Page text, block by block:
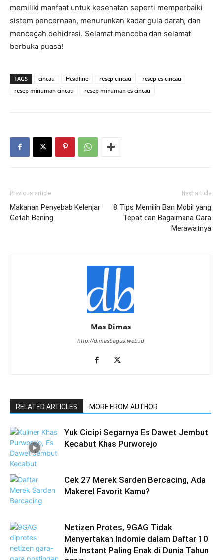
memiliki manfaat untuk kesehatan seperti memperbaiki
sistem pencernaan, menurunkan kadar gula darah, dan
mencegah dehidrasi. Selamat mencoba dan selamat
berbuka puasa!
TAGS cincau Headline resep cincau
resep es cincau
resep minuman cincau
resep minuman es cincau
Previous article
Makanan Penyebab Kelenjar
Getah Bening
Next article
8 Tips Memilih Ban Mobil yang
Tepat dan Bagaimana Cara
Merawatnya
Mas Dimas
http://dimasbagus.web.id
RELATED ARTICLES MORE FROM AUTHOR
Yuk Cicipi Segarnya Es Dawet Jembut
Kecabut Khas Purworejo
Cek 27 Merek Sarden Bercacing, Ada
Makerel Favorit Kamu?
Netizen Protes, 9GAG Tidak
Menyertakan Indomie dalam Daftar 10
Mie Instant Paling Enak di Dunia Tahun